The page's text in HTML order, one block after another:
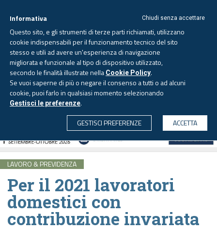
CERCA
Venerdì, 7 agosto 2026 - Aggiornato alle 6.00
LAVORO & PREVIDENZA
Per il 2021 lavoratori
domestici con
contribuzione invariata
Chiudi senza accettare
Informativa
Questo sito, e gli strumenti di terze parti richiamati, utilizzano
cookie indispensabili per il funzionamento tecnico del sito
stesso e utili ad avere un'esperienza di navigazione
migliorata e funzionale al tipo di dispositivo utilizzato,
secondo le finalità illustrate nella Cookie Policy.
Se vuoi saperne di più o negare il consenso a tutti o ad alcuni
cookie, puoi farlo in qualsiasi momento selezionando
Gestisci le preferenze.
GESTISCI PREFERENZE
ACCETTA